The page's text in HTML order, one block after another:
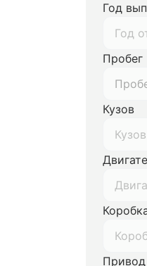
Год
Год
Пробег
Кузов
Кузов
Привод